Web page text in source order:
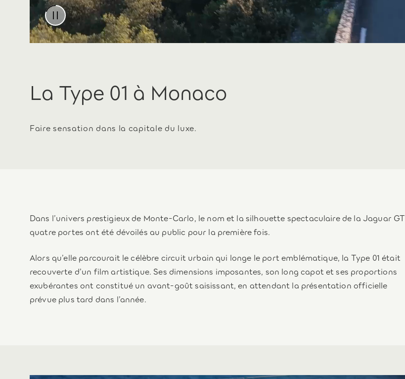
La Type 01 à Monaco
Faire sensation dans la capitale du luxe.
Dans l’univers prestigieux de Monte-Carlo, le nom et la silhouette spectaculaire de la Jaguar GT
quatre portes ont été dévoilés au public pour la première fois.
Alors qu’elle parcourait le célèbre circuit urbain qui longe le port emblématique, la Type 01 était
recouverte d’un film artistique. Ses dimensions imposantes, son long capot et ses proportions
exubérantes ont constitué un avant-goût saisissant, en attendant la présentation officielle
prévue plus tard dans l’année.